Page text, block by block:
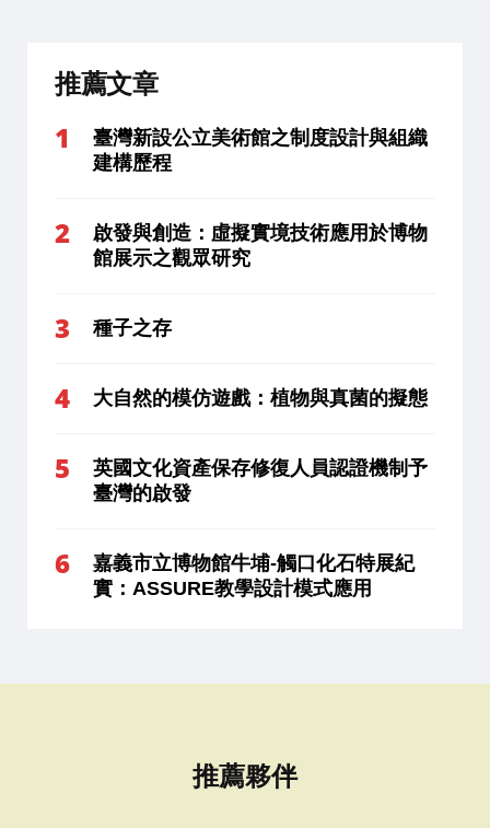
推薦文章
臺灣新設公立美術館之制度設計與組織
建構歷程
啟發與創造：虛擬實境技術應用於博物
館展示之觀眾研究
種子之存
大自然的模仿遊戲：植物與真菌的擬態
英國文化資產保存修復人員認證機制予
臺灣的啟發
嘉義市立博物館牛埔-觸口化石特展紀
實：ASSURE教學設計模式應用
推薦夥伴